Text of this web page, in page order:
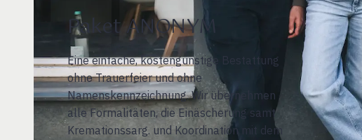
Paket ANONYM
Eine einfache, kostengünstige Bestattung
ohne Trauerfeier und ohne
Namenskennzeichnung. Wir übernehmen
alle Formalitäten, die Einäscherung samt
Kremationssarg. und Koordination mit dem